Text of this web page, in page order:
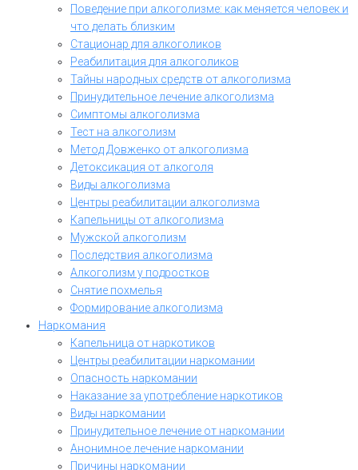
Поведение при алкоголизме: как меняется человек и
что делать близким
Стационар для алкоголиков
Реабилитация для алкоголиков
Тайны народных средств от алкоголизма
Принудительное лечение алкоголизма
Симптомы алкоголизма
Тест на алкоголизм
Метод Довженко от алкоголизма
Детоксикация от алкоголя
Виды алкоголизма
Центры реабилитации алкоголизма
Капельницы от алкоголизма
Мужской алкоголизм
Последствия алкоголизма
Алкоголизм у подростков
Снятие похмелья
Формирование алкоголизма
Наркомания
Капельница от наркотиков
Центры реабилитации наркомании
Опасность наркомании
Наказание за употребление наркотиков
Виды наркомании
Принудительное лечение от наркомании
Анонимное лечение наркомании
Причины наркомании